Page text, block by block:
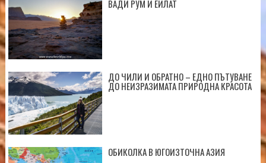
ВАДИ РУМ И ЕЙЛАТ
ДО ЧИЛИ И ОБРАТНО – ЕДНО ПЪТУВАНЕ
ДО НЕИЗРАЗИМАТА ПРИРОДНА КРАСОТА
ОБИКОЛКА В ЮГОИЗТОЧНА АЗИЯ